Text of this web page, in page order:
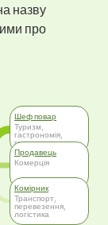
назву
про
Шеф повар
Туризм,
гастрономія,
готельна справа
Продавець
Комерція
Комірник
Транспорт,
перевезення,
логістика